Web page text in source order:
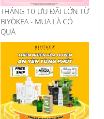
THÁNG 10 ƯU ĐÃI LỚN TỪ
BIYÒKEA - MUA LÀ CÓ
QUÀ